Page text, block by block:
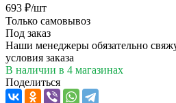
693 ₽/шт
Только самовывоз
Под заказ
Наши менеджеры обязательно
условия заказа
В наличии в 4 магазинах
Поделиться